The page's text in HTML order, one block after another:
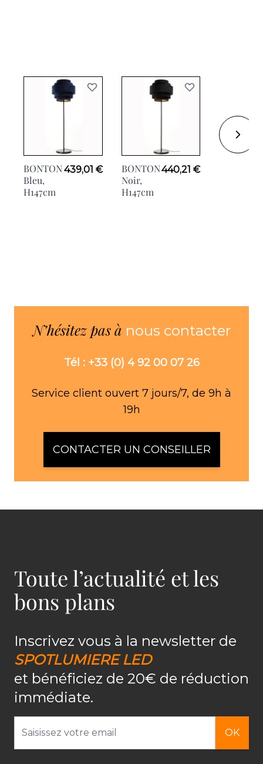
BONTON
Bleu,
H147cm
439,01 €
BONTON
Noir,
H147cm
440,21 €
N’hésitez pas à nous contacter
Tél : +33 (0) 4 92 00 07 26
Service client ouvert 7 jours/7, de 9h à
19h
CONTACTER UN CONSEILLER
Toute l’actualité et les
bons plans
Inscrivez vous à la newsletter de
SPOTLUMIERE LED
et bénéficiez de 20€ de réduction
immédiate.
OK